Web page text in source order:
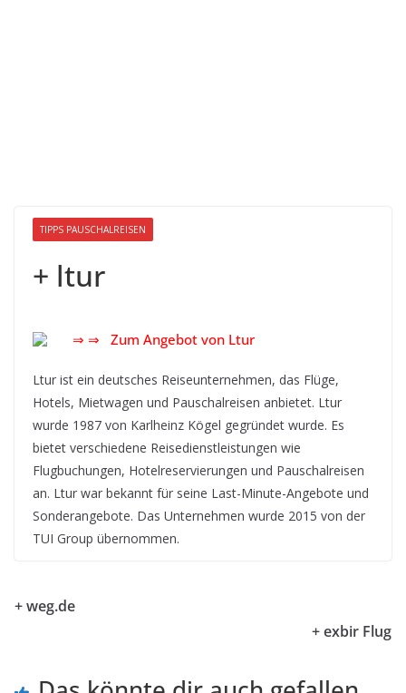
TIPPS PAUSCHALREISEN
+ ltur
⇒ ⇒ Zum Angebot von Ltur
Ltur ist ein deutsches Reiseunternehmen, das Flüge,
Hotels, Mietwagen und Pauschalreisen anbietet. Ltur
wurde 1987 von Karlheinz Kögel gegründet wurde. Es
bietet verschiedene Reisedienstleistungen wie
Flugbuchungen, Hotelreservierungen und Pauschalreisen
an. Ltur war bekannt für seine Last-Minute-Angebote und
Sonderangebote. Das Unternehmen wurde 2015 von der
TUI Group übernommen.
+ weg.de
+ exbir Flug